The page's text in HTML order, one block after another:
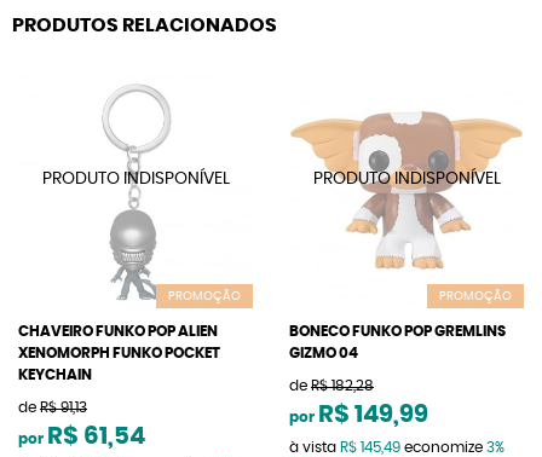
PRODUTOS RELACIONADOS
PROMOÇÃO
CHAVEIRO FUNKO POP ALIEN
XENOMORPH FUNKO POCKET
KEYCHAIN
de R$ 91,13
por R$ 61,54
PROMOÇÃO
BONECO FUNKO POP GREMLINS
GIZMO 04
de R$ 182,28
por R$ 149,99
à vista R$ 145,49 economize 3%